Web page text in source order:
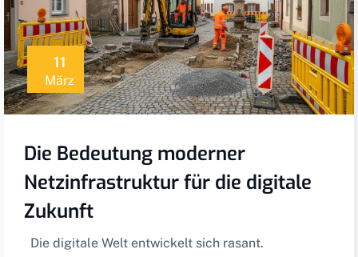
11
März
Die Bedeutung moderner
Netzinfrastruktur für die digitale
Zukunft
Die digitale Welt entwickelt sich rasant.